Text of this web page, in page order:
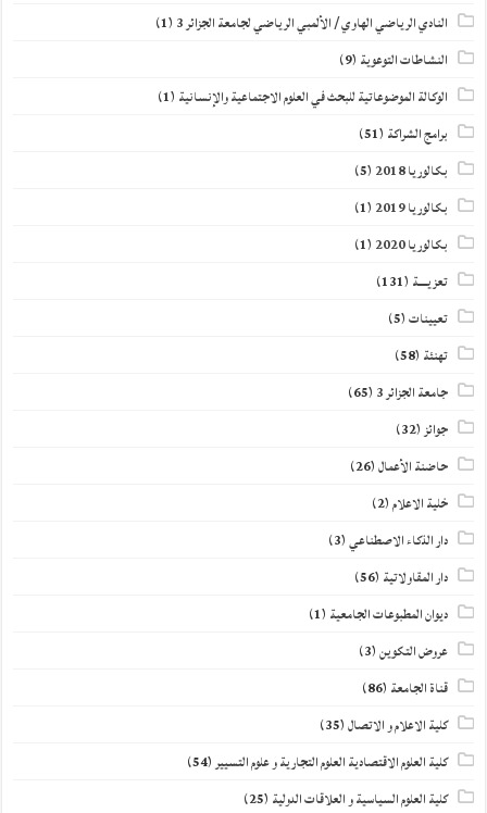
النادي الرياضي الهاوي / الألمبي الرياضي لجامعة الجزائر 3 (1)
النشاطات التوعوية (9)
الوكالة الموضوعاتية للبحث في العلوم الاجتماعية والإنسانية (1)
برامج الشراكة (51)
بكالوريا 2018
(5)
بكالوريا 2019
(1)
بكالوريا 2020
(1)
تعزيــــة (131)
تعيينات(5)
تهنئة (58)
جامعة الجزائر 3 (65)
جوائز(32)
حاضنة الأعمال(26)
خلية الاعلام(2)
دار الذكاء الاصطناعي(3)
دار المقاولاتية (56)
ديوان المطبوعات الجامعية (1)
عروض التكوين(3)
قناة الجامعة (86)
كلية الاعلام و الاتصال(35)
كلية العلوم الاقتصادية العلوم التجارية و علوم التسيير(54)
كلية العلوم السياسية و العلاقات الدولية (25)